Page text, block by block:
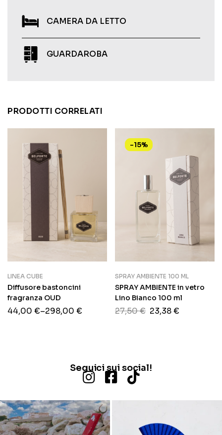
CAMERA DA LETTO
GUARDAROBA
PRODOTTI CORRELATI
LINEA CUBE
Diffusore bastoncini
fragranza OUD
44,00 €–298,00 €
-15%
SPRAY AMBIENTE 100 ML
SPRAY AMBIENTE in vetro
Lino Bianco 100 ml
27,50€ 23,38€
Seguici sui social!